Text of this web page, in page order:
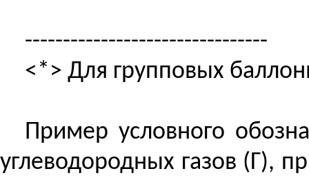
--------------------------------
<*> Для групповых
Пример условного
углеводородных газов (Г),